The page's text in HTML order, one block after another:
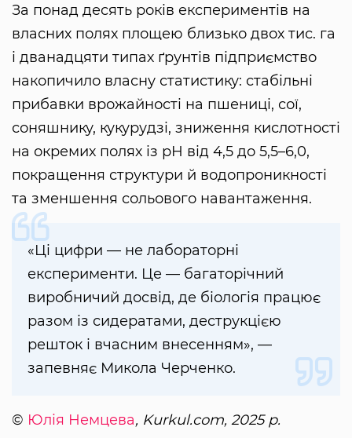
За понад десять років експериментів на
власних полях площею близько двох тис. га
і дванадцяти типах ґрунтів підприємство
накопичило власну статистику: стабільні
прибавки врожайності на пшениці, сої,
соняшнику, кукурудзі, зниження кислотності
на окремих полях із рН від 4,5 до 5,5–6,0,
покращення структури й водопроникності
та зменшення сольового навантаження.
«Ці цифри — не лабораторні
експерименти. Це — багаторічний
виробничий досвід, де біологія працює
разом із сидератами, деструкцією
решток і вчасним внесенням», —
запевняє Микола Черченко.
© Юлія Немцева, Kurkul.com, 2025 р.